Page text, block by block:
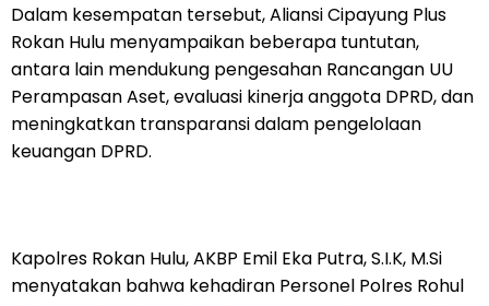
Dalam kesempatan tersebut, Aliansi Cipayung Plus
Rokan Hulu menyampaikan beberapa tuntutan,
antara lain mendukung pengesahan Rancangan UU
Perampasan Aset, evaluasi kinerja anggota DPRD, dan
meningkatkan transparansi dalam pengelolaan
keuangan DPRD.
Kapolres Rokan Hulu, AKBP Emil Eka Putra, S.I.K, M.Si
menyatakan bahwa kehadiran Personel Polres Rohul